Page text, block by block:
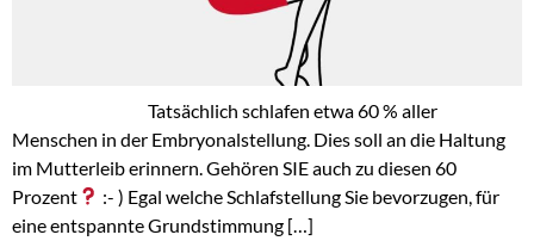
Tatsächlich schlafen etwa 60 % aller
Menschen in der Embryonalstellung. Dies soll an die Haltung
im Mutterleib erinnern. Gehören SIE auch zu diesen 60
Prozent
:- ) Egal welche Schlafstellung Sie bevorzugen, für
eine entspannte Grundstimmung […]